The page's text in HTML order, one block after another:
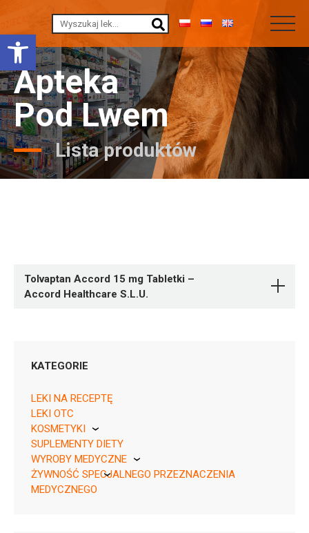
Otwórz pasek narzędzi
Apteka
Pod Lwem
Lista produktów
Tolvaptan Accord 15 mg Tabletki –
Accord Healthcare S.L.U.
Rp ¦ EU/1/23/1719/007 ¦ 149850
28 tabl.
Rp ¦ EU/1/23/1719/005 ¦ 149851
7 tabl.
KATEGORIE
LEKI NA RECEPTĘ
LEKI OTC
KOSMETYKI
Pierre Fabre
SUPLEMENTY DIETY
WYROBY MEDYCZNE
KikGel
ŻYWNOŚĆ SPECJALNEGO PRZEZNACZENIA
MEDYCZNEGO